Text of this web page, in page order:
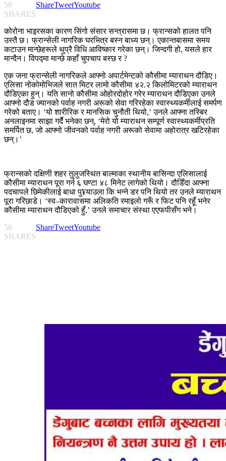
50
SHARES
ShareTweetYoutube
कोरोना भाइरसका कारण सिंगो संसार सन्त्रासमा छ। फ्रान्सको हालत पनि
उस्तै छ। फ्रान्सेली नागरिक घरभित्र बस्न बाध्य छन्। एकान्तबासमा समय
कटाउन मान्छेहरूले थुप्रै विधि आविष्कार गरेका छन्। जिन्दगी हो, यसले हार
मान्दैन। विपद्मा मान्छे कहाँ चुपचाप बस्छ र ?
एक जना फ्रान्सेली नागरिकले आफ्नो अपार्टमेन्टको कौसीमा म्याराथन दौडिए।
एलिसा नोकोमोभिजले सात मिटर लामो कौसीमा ४२.२ किलोमिटरको म्याराथन
दौडिएका हुन्। यति सानो कौसीमा ओहोरदोहोर गरेर म्याराथन दौडिएका उनले
आफ्नो दौड ज्यानको पर्वाह नगरी अरूको सेवा गरिरहेका स्वास्थ्यकर्मीलाई समर्पण
गरेको बताए। ‘यो शारीरिक र मानसिक चुनौती थियो,’ उनले आफ्ना तस्बिर
अनलाइनमा साझा गर्दै भनेका छन्, ‘मेरो यो म्याराथन सम्पूर्ण स्वास्थ्यकर्मीप्रति
समर्पित छ, जो आफ्नो जीवनको पर्वाह नगरी अरूको सेवामा अहोरात्र खटिरहेका
छन्।’
फ्रान्सको दक्षिणी शहर तुलुजस्थित बाल्माका स्थानीय बासिन्दा एलिसालाई
कौसीमा म्याराथन पूरा गर्न ६ घण्टा ४८ मिनेट लागेको थियो। दौडिँदा आफ्ना
पदचापले छिमेकीलाई बाधा पु¥याउला कि भन्ने डर पनि थियो तर उनले म्याराथन
पूरा गरिछाडे। ‘स्व–कारावासमा अलिकति रमाइलो गरूँ र फिट पनि रहूँ भनेर
कौसीमा म्याराथन दौडिएको हुँ,’ उनले समाचार संस्था एएफपीसँग भने।
50
SHARES
ShareTweetYoutube